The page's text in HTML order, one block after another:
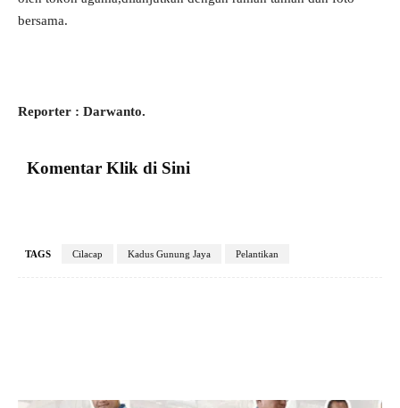
bersama.
Reporter : Darwanto.
Komentar Klik di Sini
TAGS Cilacap Kadus Gunung Jaya Pelantikan